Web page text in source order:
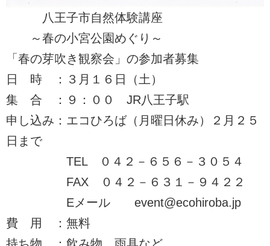
八王子市自然体験講座
～春の小宮公園めぐり～
「春の芽吹き観察会」の参加者募集
日 時 ：３月１６日（土）
集 合 ：９：００ JR八王子駅
申し込み：エコひろば（月曜日休み）２月２５
日まで
TEL ０４２－６５６－３０５４
FAX ０４２－６３１－９４２２
Eメール event@ecohiroba.jp
費 用 ：無料